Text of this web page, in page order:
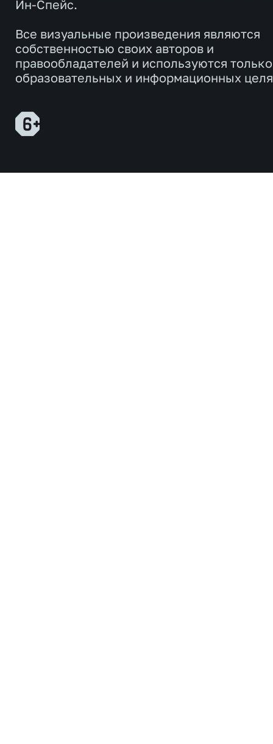
Ин-Спейс.
Все визуальные произведения являются
собственностью своих авторов и
правообладателей и используются
образовательных и информационных